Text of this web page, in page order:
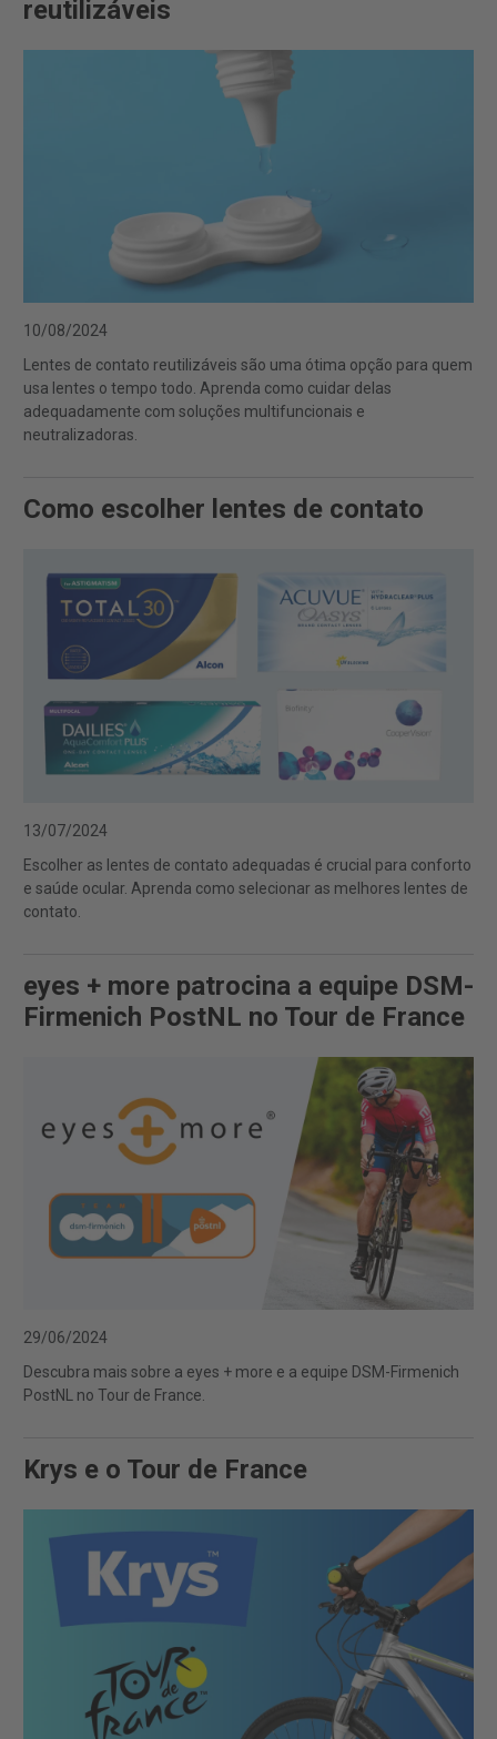
reutilizáveis
10/08/2024
Lentes de contato reutilizáveis são uma ótima opção para quem
usa lentes o tempo todo. Aprenda como cuidar delas
adequadamente com soluções multifuncionais e
neutralizadoras.
Como escolher lentes de contato
13/07/2024
Escolher as lentes de contato adequadas é crucial para conforto
e saúde ocular. Aprenda como selecionar as melhores lentes de
contato.
eyes + more patrocina a equipe DSM-
Firmenich PostNL no Tour de France
29/06/2024
Descubra mais sobre a eyes + more e a equipe DSM-Firmenich
PostNL no Tour de France.
Krys e o Tour de France